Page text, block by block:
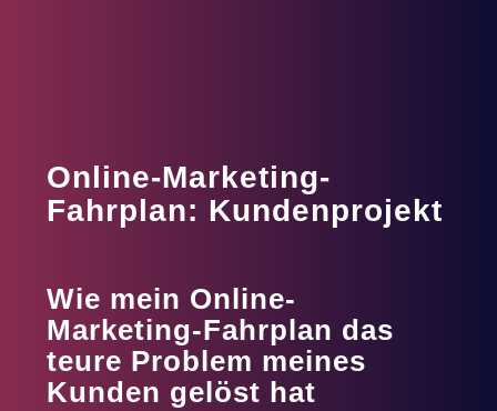
Online-Marketing-
Fahrplan: Kundenprojekt
Wie mein Online-
Marketing-Fahrplan das
teure Problem meines
Kunden gelöst hat